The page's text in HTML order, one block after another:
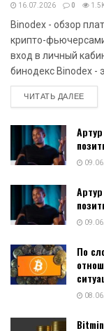
Актуальные
НОВОСТИ
КРИПТОВАЛЮТ
16.07.2026
крипто-
вход в личный
бинодекс Binodex -